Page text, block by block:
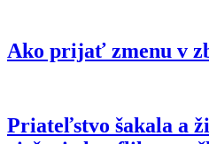
Ako prijať zmenu v
Priateľstvo šakala a